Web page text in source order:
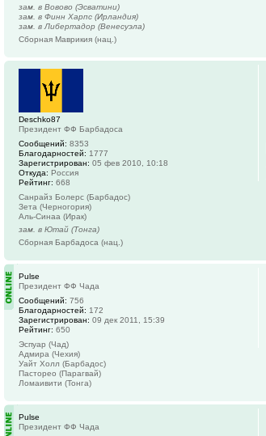
зам. в Вовово (Эсватини)
зам. в Финн Харпс (Ирландия)
зам. в Либертадор (Венесуэла)
Сборная Маврикия (нац.)
Deschko87
Президент ФФ Барбадоса
Сообщений: 8353
Благодарностей: 1777
Зарегистрирован: 05 фев 2010, 10:18
Откуда: Россия
Рейтинг: 668
Санрайз Болерс (Барбадос)
Зета (Черногория)
Аль-Синаа (Ирак)
зам. в Ютай (Тонга)
Сборная Барбадоса (нац.)
Pulse
Президент ФФ Чада
Сообщений: 756
Благодарностей: 172
Зарегистрирован: 09 дек 2011, 15:39
Рейтинг: 650
Эспуар (Чад)
Адмира (Чехия)
Уайт Холл (Барбадос)
Пасторео (Парагвай)
Ломаивити (Тонга)
Pulse
Президент ФФ Чада